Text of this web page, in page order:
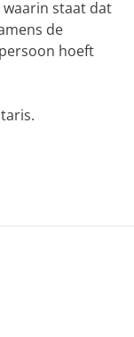
staat dat
de
hoeft